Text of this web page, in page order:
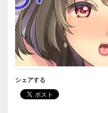
シェアする